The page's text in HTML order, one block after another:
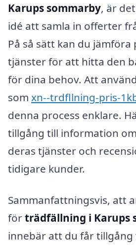
Karups sommarby, är
idé att samla in offerter
På så sätt kan du jämföra
tjänster för att hitta den
för dina behov. Att
som xn--trdfllning-pris-
denna process enklare.
tillgång till information
deras tjänster och
tidigare kunder.
Sammanfattningsvis, att
förträdfällning i Karups
innebär att du får tillgång